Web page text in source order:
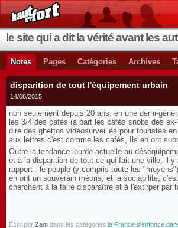
le site qui a dit la vérité avant les
Notes Pages Catégories Archives
disparition de tout l'équipement urbain
14/08/2015
non seulement depuis 20 ans, en une demi-
les 3/4 des cafés (à part les cafés snobs des
dire des ghettos vidéosurveillés pour touristes
aux lettres c'est comme les cafés, Ils en ont
Outre la tendance lourde actuelle au
et à la disparition de tout ce qui fait une ville, il y
rapport : le peuple (y compris toute les
en ont un souverain mépris, et la sociabilité,
cherchent à la faire disparaître et à l'extirper par
Écrit par Zam dans les catégories la France s'enfonce